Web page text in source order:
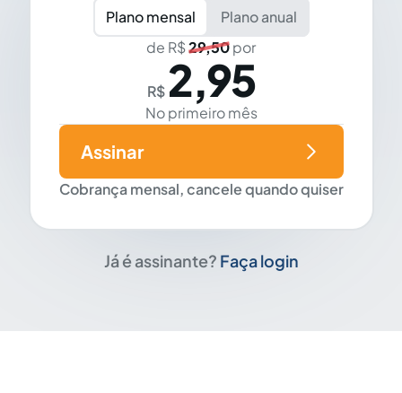
Plano mensal
Plano anual
de R$29,50por
R$ 2,95
No primeiro mês
Cobrança mensal, cancele quando quiser
Assinar
Já é assinante? Faça login